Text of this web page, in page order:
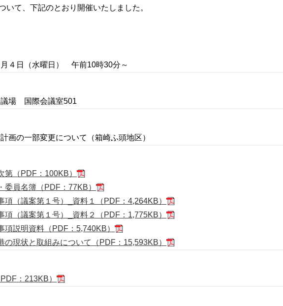
いて、下記のとおり開催いたしました。
４日（水曜日） 午前10時30分～
議場 国際会議室501
画の一部変更について（箱崎ふ頭地区）
第（PDF：100KB）
委員名簿（PDF：77KB）
項（議案第１号）_資料１（PDF：4,264KB）
項（議案第１号）_資料２（PDF：1,775KB）
項説明資料（PDF：5,740KB）
の現状と取組みについて（PDF：15,593KB）
PDF：213KB）